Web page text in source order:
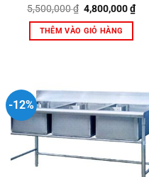
5,500,000₫ Giá
gốc
là:
5,500,000 ₫.
4,800,000₫Giá
hiện
THÊM VÀO GIỎ HÀNG
-12%